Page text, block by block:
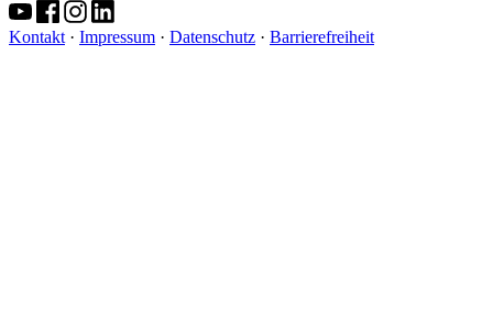
Kontakt · Impressum · Datenschutz · Barrierefreiheit